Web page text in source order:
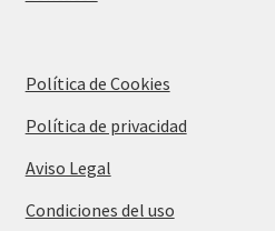
Política de Cookies
Política de privacidad
Aviso Legal
Condiciones del uso